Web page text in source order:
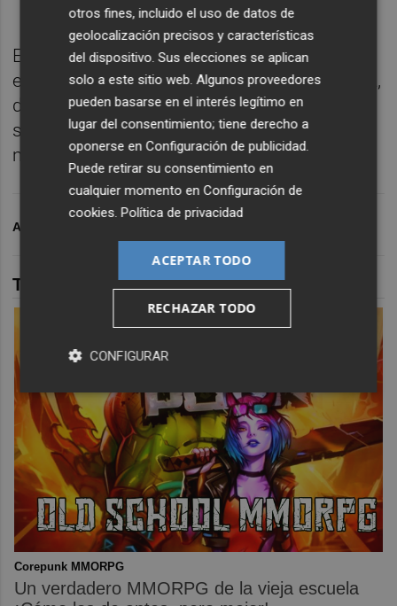
El técnicoPablo Hernándeztambién confía
en poder contar de inicio conÁlex Calatrava ,
después de que el mediapunta catalán fuera
suplente enValladolidtras arrastrar
molestias físicas la semana pasada.
ARCHIVADO EN
TAMBIÉN TE PUEDE INTERESAR
Corepunk MMORPG
Un verdadero MMORPG de la vieja escuela
otros fines, incluido el uso de datos de
geolocalización precisos y características
del dispositivo. Sus elecciones se aplican
solo a este sitio web. Algunos proveedores
pueden basarse en el interés legítimo en
lugar del consentimiento; tiene derecho a
oponerse enConfiguración de publicidad
Puede retirar su consentimiento en
cualquier momento enConfiguración de
cookies .Política de privacidad
ACEPTAR TODO
RECHAZAR TODO
CONFIGURAR